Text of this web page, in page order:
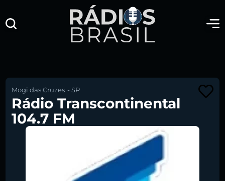
Mogi das Cruzes -SP
Rádio Transcontinental
104.7 FM